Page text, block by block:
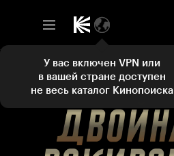
У вас включен VPN или
в вашей стране доступен
не весь каталог Кинопоиска